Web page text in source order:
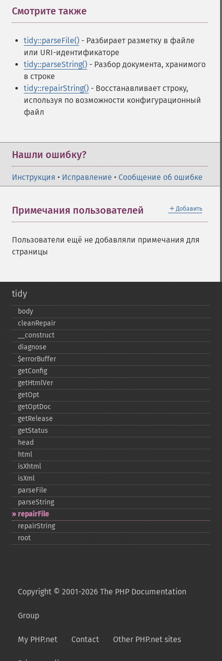
Смотрите также
tidy::parseFile() - Разбирает разметку в файле
или URI-идентификаторе
tidy::parseString() - Разбор документа, хранимого
в строке
tidy::repairString() - Восстанавливает строку,
используя по возможности конфигурационный
файл
Нашли ошибку?
Инструкция • Исправление • Сообщение об ошибке
＋ Добавить
Примечания пользователей
Пользователи ещё не добавляли примечания для
страницы
tidy
body
cleanRepair
_​_​construct
diagnose
$errorBuffer
getConfig
getHtmlVer
getOpt
getOptDoc
getRelease
getStatus
head
html
isXhtml
isXml
parseFile
parseString
repairFile
repairString
root
Copyright © 2001-2026 The PHP Documentation
Group
My PHP.net Contact Other PHP.net sites